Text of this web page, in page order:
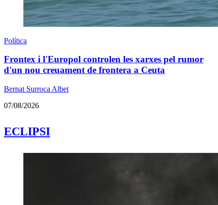
Política
Frontex i l'Europol controlen les xarxes pel rumor
d'un nou creuament de frontera a Ceuta
Bernat Surroca Albet
07/08/2026
ECLIPSI